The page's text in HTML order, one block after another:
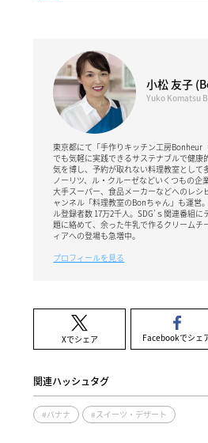
小松 友子
Yuko Komatsu
東京都にて「手作りキッチン工房Bonheur
でも気軽に実践できるサステナブルで健康
気を博し、予約が取れない料理教室として
ノーリツ、ル・クルーゼなどいくつもの企
大手スーパー、食品メーカーなどへのレシ
ャンネル「料理教室のBonちゃん」も運営
ル登録者数 17万2千人。SDG’ｓ関連番組
題に絡めて、余った牛乳で作るクリームチ
ィアへの登場も急増中。
プロフィールを見る
Xでシェア Facebookでシェ
関連ハッシュタグ
#バナナ #スイーツ・デザート